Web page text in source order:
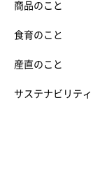
商品のこと
食育のこと
産直のこと
サステナビリティ